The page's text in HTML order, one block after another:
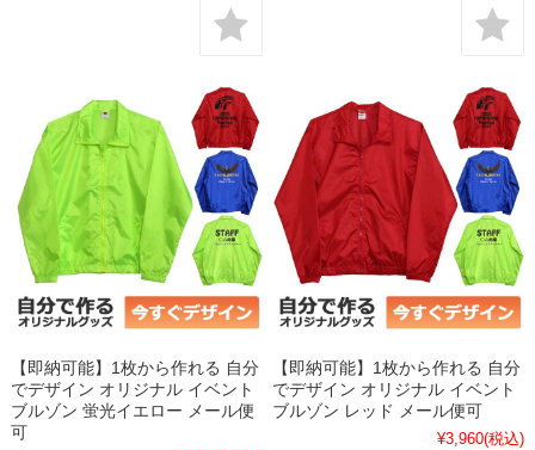
【即納可能】1枚から作れる 自分
でデザイン オリジナル イベント
ブルゾン 蛍光イエロー メール便
可
【即納可能】1枚から作れる 自分
でデザイン オリジナル イベント
ブルゾン レッド メール便可
¥3,960(税込)